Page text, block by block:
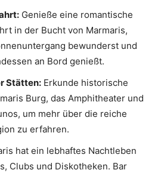
Genieße eine romantische
in der Bucht von Marmaris,
bewunderst und
an Bord genießt.
Stätten: Erkunde historische
Burg, das Amphitheater und
um mehr über die reiche
zu erfahren.
hat ein lebhaftes Nachtleben
Clubs und Diskotheken. Bar